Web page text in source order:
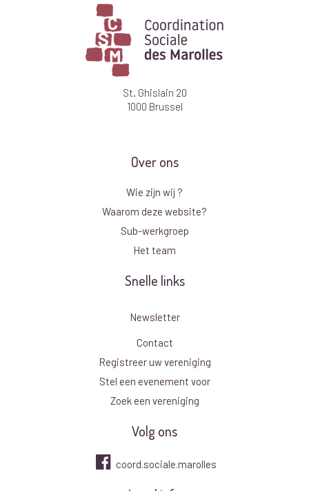
St. Ghislain 20
1000 Brussel
Over ons
Wie zijn wij ?
Waarom deze website?
Sub-werkgroep
Het team
Snelle links
Newsletter
Contact
Registreer uw vereniging
Stel een evenement voor
Zoek een vereniging
Volg ons
coord.sociale.marolles